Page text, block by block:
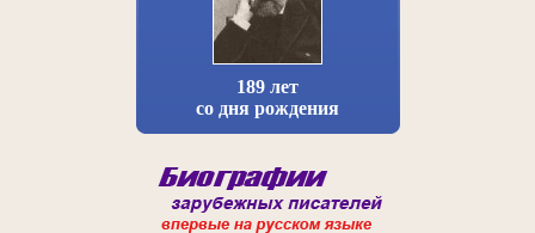
189 лет
со дня рождения